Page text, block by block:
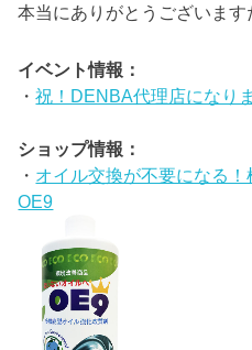
本当にありがとうございます
イベント情報：
・祝！DENBA代理店になり
ショップ情報：
・ オイル交換が不要になる
OE9